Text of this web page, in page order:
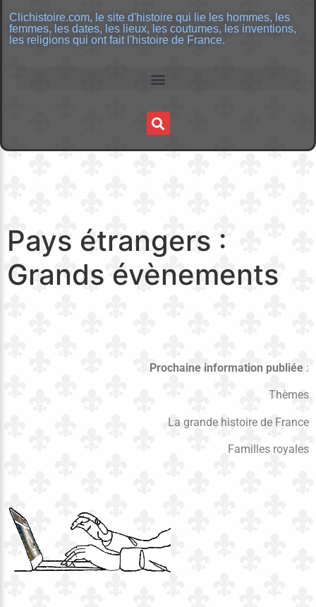
Clichistoire.com, le site d'histoire qui lie les hommes, les
femmes, les dates, les lieux, les coutumes, les inventions,
les religions qui ont fait l'histoire de France.
Pays étrangers :
Grands évènements
Prochaine information publiée :
Thèmes
La grande histoire de France
Familles royales